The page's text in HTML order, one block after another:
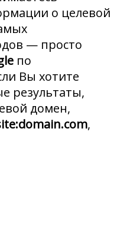
о целевой
— просто
по
Вы хотите
результаты,
домен,
,